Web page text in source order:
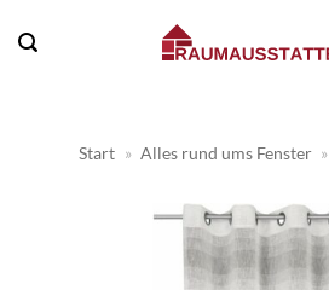
Inhalt
Start » Alles rund ums Fenster »